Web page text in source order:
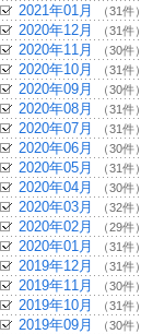
2021年01月 （31件）
2020年12月 （31件）
2020年11月 （30件）
2020年10月 （31件）
2020年09月 （30件）
2020年08月 （31件）
2020年07月 （31件）
2020年06月 （30件）
2020年05月 （31件）
2020年04月 （30件）
2020年03月 （32件）
2020年02月 （29件）
2020年01月 （31件）
2019年12月 （31件）
2019年11月 （30件）
2019年10月 （31件）
2019年09月 （30件）